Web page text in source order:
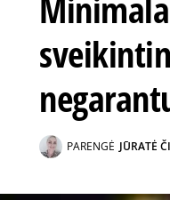
PARENGĖ JŪRATĖ